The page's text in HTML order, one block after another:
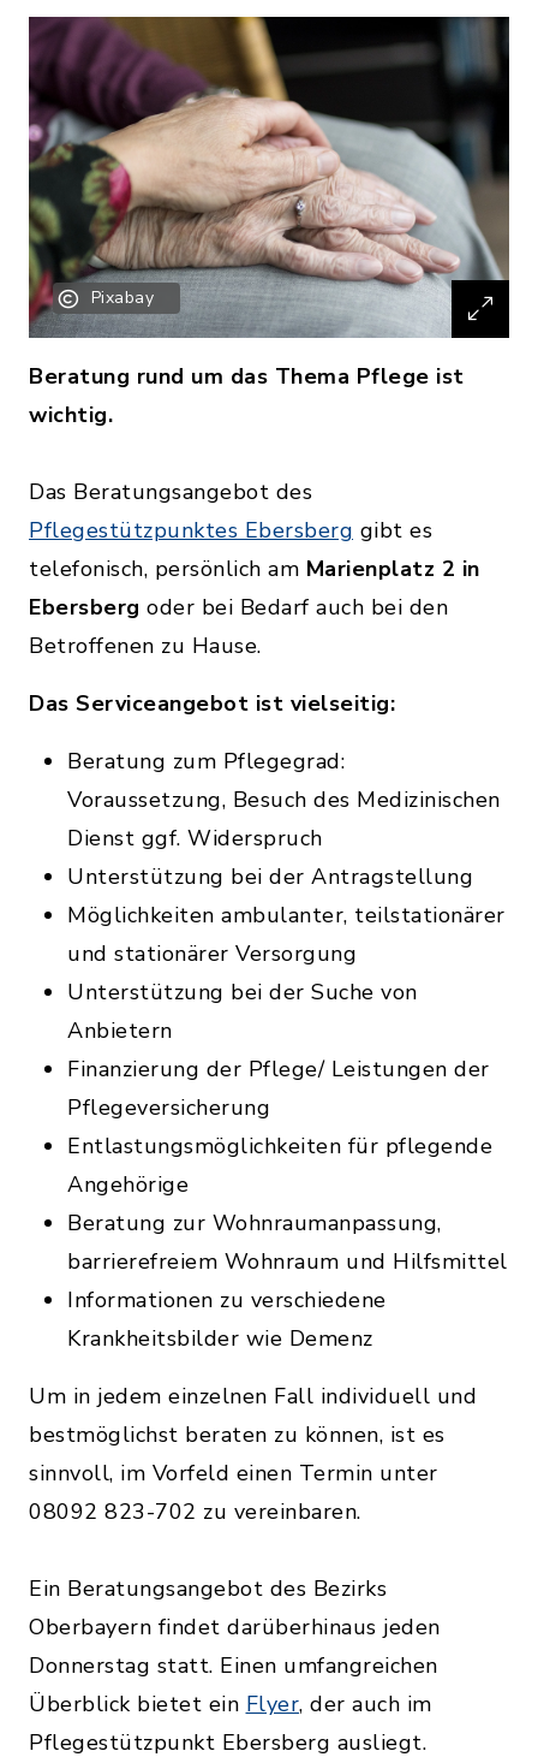
Pixabay
Beratung rund um das Thema Pflege ist
wichtig.
Das Beratungsangebot des
Pflegestützpunktes Ebersberg gibt es
telefonisch, persönlich am Marienplatz 2 in
Ebersberg oder bei Bedarf auch bei den
Betroffenen zu Hause.
Das Serviceangebot ist vielseitig:
Beratung zum Pflegegrad:
Voraussetzung, Besuch des Medizinischen
Dienst ggf. Widerspruch
Unterstützung bei der Antragstellung
Möglichkeiten ambulanter, teilstationärer
und stationärer Versorgung
Unterstützung bei der Suche von
Anbietern
Finanzierung der Pflege/ Leistungen der
Pflegeversicherung
Entlastungsmöglichkeiten für pflegende
Angehörige
Beratung zur Wohnraumanpassung,
barrierefreiem Wohnraum und Hilfsmittel
Informationen zu verschiedene
Krankheitsbilder wie Demenz
Um in jedem einzelnen Fall individuell und
bestmöglichst beraten zu können, ist es
sinnvoll, im Vorfeld einen Termin unter
08092 823-702 zu vereinbaren.
Ein Beratungsangebot des Bezirks
Oberbayern findet darüberhinaus jeden
Donnerstag statt. Einen umfangreichen
Überblick bietet ein Flyer, der auch im
Pflegestützpunkt Ebersberg ausliegt.